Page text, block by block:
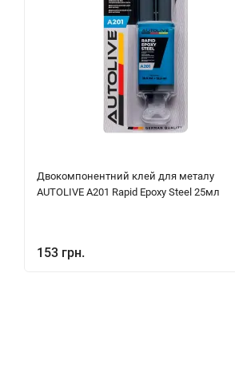
Двокомпонентний клей для металу
AUTOLIVE A201 Rapid Epoxy Steel 25мл
153 грн.